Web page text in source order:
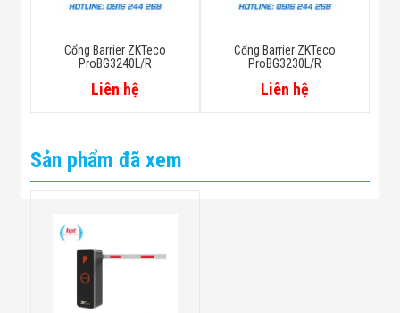
Cổng Barrier ZKTeco
ProBG3240L/R
Liên hệ
Cổng Barrier ZKTeco
ProBG3230L/R
Liên hệ
Sản phẩm đã xem